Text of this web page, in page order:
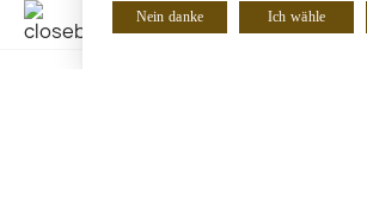
IHR KONTO
Nein danke Ich wähle
CHATTE MIT UNS